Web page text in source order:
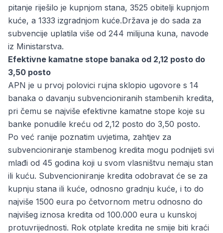
pitanje riješilo je kupnjom stana, 3525 obitelji kupnjom
kuće, a 1333 izgradnjom kuće.Država je do sada za
subvencije uplatila više od 244 milijuna kuna, navode
iz Ministarstva.
Efektivne kamatne stope banaka od 2,12 posto do
3,50 posto
APN je u prvoj polovici rujna sklopio ugovore s 14
banaka o davanju subvencioniranih stambenih kredita,
pri čemu se najviše efektivne kamatne stope koje su
banke ponudile kreću od 2,12 posto do 3,50 posto.
Po već ranije poznatim uvjetima, zahtjev za
subvencioniranje stambenog kredita mogu podnijeti svi
mlađi od 45 godina koji u svom vlasništvu nemaju stan
ili kuću. Subvencioniranje kredita odobravat će se za
kupnju stana ili kuće, odnosno gradnju kuće, i to do
najviše 1500 eura po četvornom metru odnosno do
najvišeg iznosa kredita od 100.000 eura u kunskoj
protuvrijednosti. Rok otplate kredita ne smije biti kraći